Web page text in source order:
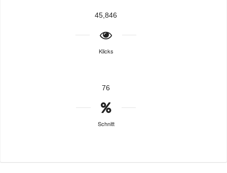
45,846
Klicks
76
Schnitt